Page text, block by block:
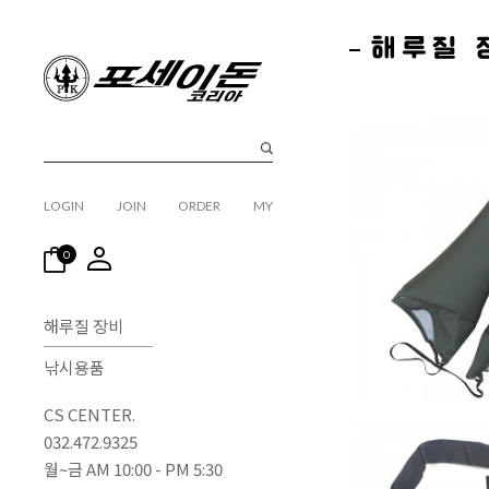
LOGIN JOIN ORDER MY
0
해루질 장비
낚시용품
CS CENTER.
032.472.9325
월~금 AM 10:00 - PM 5:30
해루질